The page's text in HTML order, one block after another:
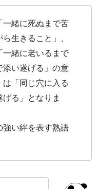
一緒に死ぬまで苦
生きること」、
一緒に老いるまで
添い遂げる」の意
「同じ穴に入る
げる」となりま
強い絆を表す熟語